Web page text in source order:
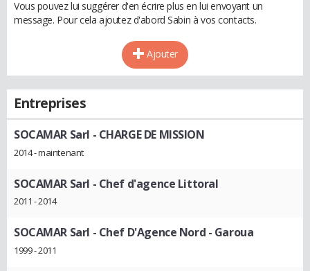
Vous pouvez lui suggérer d'en écrire plus en lui envoyant un
message. Pour cela ajoutez d'abord Sabin à vos contacts.
Ajouter
Entreprises
SOCAMAR Sarl - CHARGE DE MISSION
2014 - maintenant
SOCAMAR Sarl - Chef d'agence Littoral
2011 - 2014
SOCAMAR Sarl - Chef D'Agence Nord - Garoua
1999 - 2011